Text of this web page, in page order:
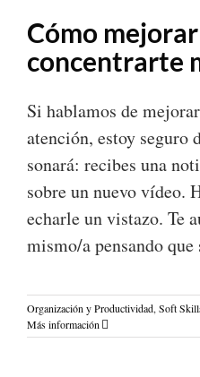
Cómo
concentrarte
Si hablamos de
atención, estoy seguro
sonará: recibes una
sobre un nuevo vídeo.
echarle un vistazo. Te
mismo/a pensando que
Organización y Productividad,Soft
Más información